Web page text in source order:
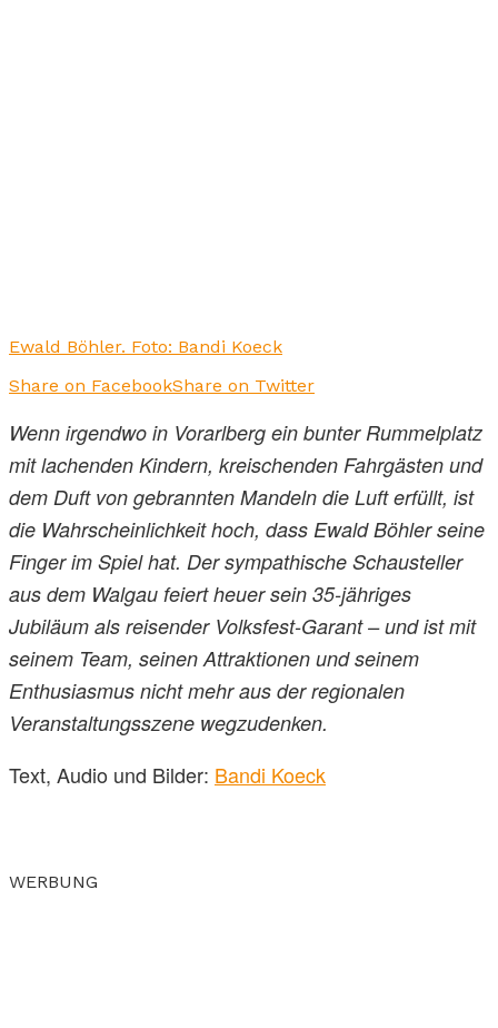
Ewald Böhler. Foto: Bandi Koeck
Share on FacebookShare on Twitter
Wenn irgendwo in Vorarlberg ein bunter Rummelplatz
mit lachenden Kindern, kreischenden Fahrgästen und
dem Duft von gebrannten Mandeln die Luft erfüllt, ist
die Wahrscheinlichkeit hoch, dass Ewald Böhler seine
Finger im Spiel hat. Der sympathische Schausteller
aus dem Walgau feiert heuer sein 35-jähriges
Jubiläum als reisender Volksfest-Garant – und ist mit
seinem Team, seinen Attraktionen und seinem
Enthusiasmus nicht mehr aus der regionalen
Veranstaltungsszene wegzudenken.
Text, Audio und Bilder: Bandi Koeck
WERBUNG